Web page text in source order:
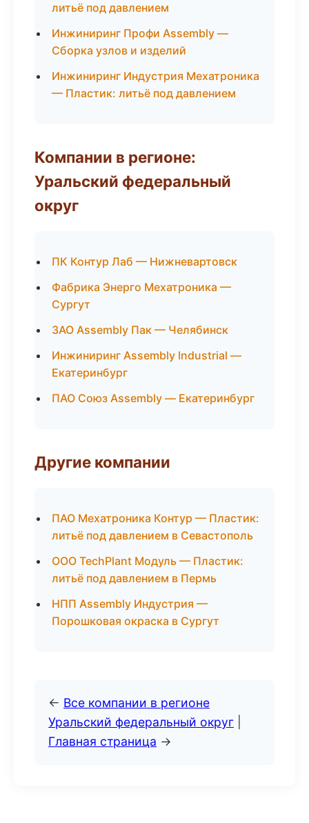
литьё под давлением
Инжиниринг Профи Assembly —
Сборка узлов и изделий
Инжиниринг Индустрия Мехатроника
— Пластик: литьё под давлением
Компании в регионе:
Уральский федеральный
округ
ПК Контур Лаб — Нижневартовск
Фабрика Энерго Мехатроника —
Сургут
ЗАО Assembly Пак — Челябинск
Инжиниринг Assembly Industrial —
Екатеринбург
ПАО Союз Assembly — Екатеринбург
Другие компании
ПАО Мехатроника Контур — Пластик:
литьё под давлением в Севастополь
ООО TechPlant Модуль — Пластик:
литьё под давлением в Пермь
НПП Assembly Индустрия —
Порошковая окраска в Сургут
← Все компании в регионе
Уральский федеральный округ
Главная страница →